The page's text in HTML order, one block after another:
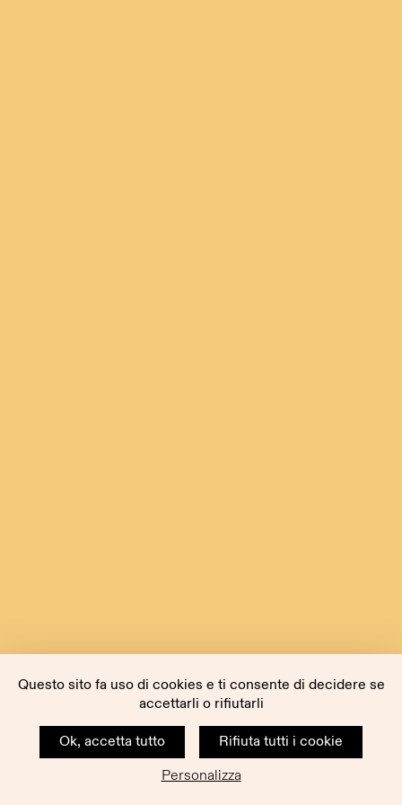
Questo sito fa uso di cookies e ti consente di decidere se
accettarli o rifiutarli
Ok, accetta tutto
Rifiuta tutti i cookie
Personalizza